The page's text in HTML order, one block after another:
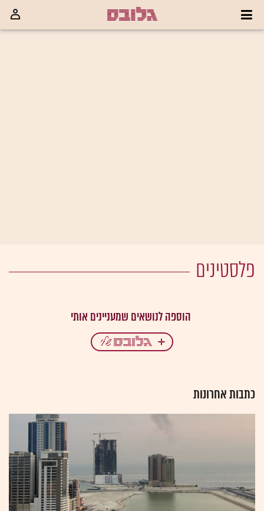
פלסטינים
כתבות אחרונות